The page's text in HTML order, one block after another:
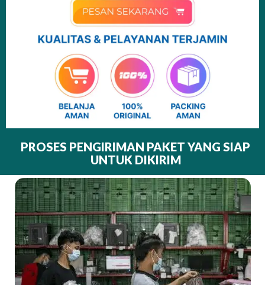
PROSES PENGIRIMAN PAKET YANG SIAP
UNTUK DIKIRIM